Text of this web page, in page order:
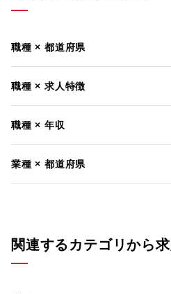
職種 × 都道府県
職種 × 求人特徴
職種 × 年収
業種 × 都道府県
関連するカテゴリから